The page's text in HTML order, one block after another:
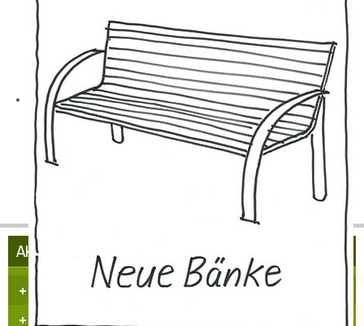
AKTUELLES AUS HÜLCHRATH
Herzlich Willkommen in Hülchrath
Führungen in der Schloss-Stadt-Hülchrath